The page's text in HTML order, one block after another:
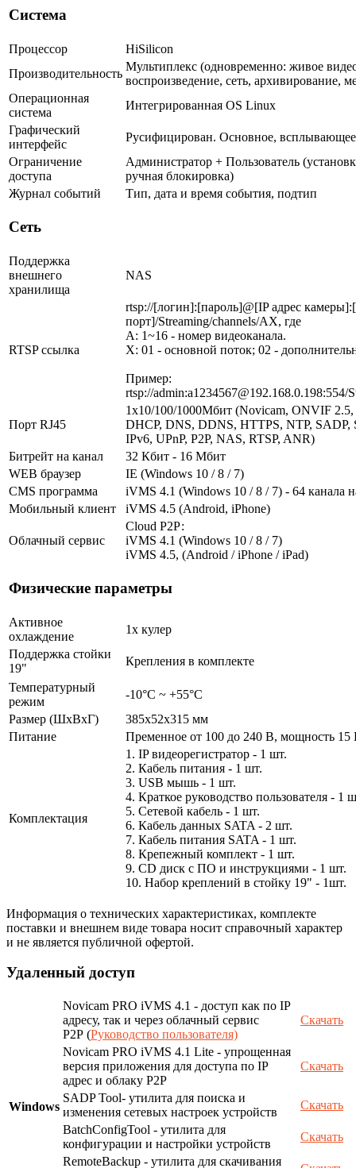
Система
Процессор
HiSilicon
Производительность
Мультиплекс (одновременно: живое
воспроизведение, сеть, архивирование,
Операционная
система
Интегрированная OS Linux
Графический
интерфейс
Русифицирован. Основное,
Ограничение
доступа
Администратор + Пользователь
ручная блокировка)
Журнал событий
Тип, дата и время события, подтип
Сеть
Поддержка
внешнего
хранилища
NAS
RTSP ссылка
rtsp://[логин]:[пароль]@[IP адрес
порт]/Streaming/channels/AX, где
A: 1~16 - номер видеоканала.
X: 01 - основной поток; 02 -
Пример:
rtsp://admin:a1234567@192.168.0.198:554/
Порт RJ45
1х10/100/1000Мбит (Novicam, ONVIF 2.5,
DHCP, DNS, DDNS, HTTPS, NTP, SADP,
IPv6, UPnP, P2P, NAS, RTSP, ANR)
Битрейт на канал
32 Кбит - 16 Мбит
WEB браузер
IE (Windows 10 / 8 / 7)
CMS программа
iVMS 4.1 (Windows 10 / 8 / 7) - 64 канала
Мобильный клиент
iVMS 4.5 (Android, iPhone)
Облачный сервис
Cloud Р2Р:
iVMS 4.1 (Windows 10 / 8 / 7)
iVMS 4.5, (Android / iPhone / iPad)
Физические параметры
Активное
охлаждение
1х кулер
Поддержка стойки
19"
Крепления в комплекте
Температурный
режим
-10°C ~ +55°C
Размер (ШxВxГ)
385x52x315 мм
Питание
Пременное от 100 до 240 В, мощность 15
Комплектация
1. IP видеорегистратор - 1 шт.
2. Кабель питания - 1 шт.
3. USB мышь - 1 шт.
4. Краткое руководство пользователя - 1
5. Сетевой кабель - 1 шт.
6. Кабель данных SATA - 2 шт.
7. Кабель питания SATA - 1 шт.
8. Крепежный комплект - 1 шт.
9. CD диск с ПО и инструкциями - 1 шт.
10. Набор креплений в стойку 19" - 1шт.
Информация о технических характеристиках, комплекте
поставки и внешнем виде товара носит справочный характер
и не является публичной офертой.
Удаленный доступ
Windows
Novicam PRO iVMS 4.1 - доступ как по IP
адресу, так и через облачный сервис
P2P (Руководство пользователя)
Скачать
Novicam PRO iVMS 4.1 Lite - упрощенная
версия приложения для доступа по IP
адрес и облаку P2P
Скачать
SADP Tool- утилита для поиска и
изменения сетевых настроек устройств
Скачать
BatchConfigTool - утилита для
конфигурации и настройки устройств
Скачать
RemoteBackup - утилита для скачивания